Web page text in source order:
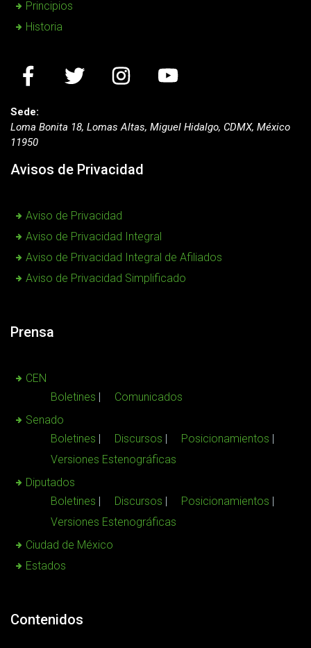
Principios
Historia
Sede:
Loma Bonita 18, Lomas Altas, Miguel Hidalgo, CDMX, México
11950
Avisos de Privacidad
Aviso de Privacidad
Aviso de Privacidad Integral
Aviso de Privacidad Integral de Afiliados
Aviso de Privacidad Simplificado
Prensa
CEN
Boletines
Comunicados
Senado
Boletines
Discursos
Posicionamientos
Versiones Estenográficas
Diputados
Boletines
Discursos
Posicionamientos
Versiones Estenográficas
Ciudad de México
Estados
Contenidos